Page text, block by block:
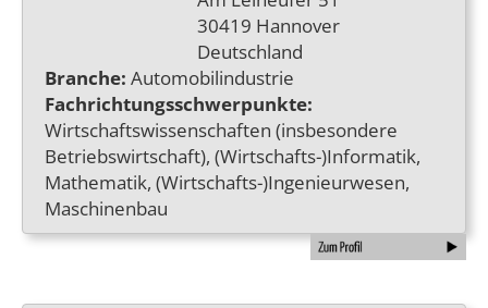
30419 Hannover
Deutschland
Branche: Automobilindustrie
Fachrichtungsschwerpunkte:
Wirtschaftswissenschaften (insbesondere
Betriebswirtschaft), (Wirtschafts-)Informatik,
Mathematik, (Wirtschafts-)Ingenieurwesen,
Maschinenbau